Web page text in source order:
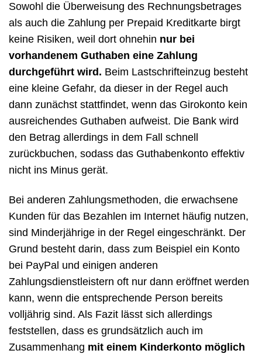
Sowohl die Überweisung des Rechnungsbetrages
als auch die Zahlung per Prepaid Kreditkarte birgt
keine Risiken, weil dort ohnehin nur bei
vorhandenem Guthaben eine Zahlung
durchgeführt wird. Beim Lastschrifteinzug besteht
eine kleine Gefahr, da dieser in der Regel auch
dann zunächst stattfindet, wenn das Girokonto kein
ausreichendes Guthaben aufweist. Die Bank wird
den Betrag allerdings in dem Fall schnell
zurückbuchen, sodass das Guthabenkonto effektiv
nicht ins Minus gerät.
Bei anderen Zahlungsmethoden, die erwachsene
Kunden für das Bezahlen im Internet häufig nutzen,
sind Minderjährige in der Regel eingeschränkt. Der
Grund besteht darin, dass zum Beispiel ein Konto
bei PayPal und einigen anderen
Zahlungsdienstleistern oft nur dann eröffnet werden
kann, wenn die entsprechende Person bereits
volljährig sind. Als Fazit lässt sich allerdings
feststellen, dass es grundsätzlich auch im
Zusammenhang mit einem Kinderkonto möglich